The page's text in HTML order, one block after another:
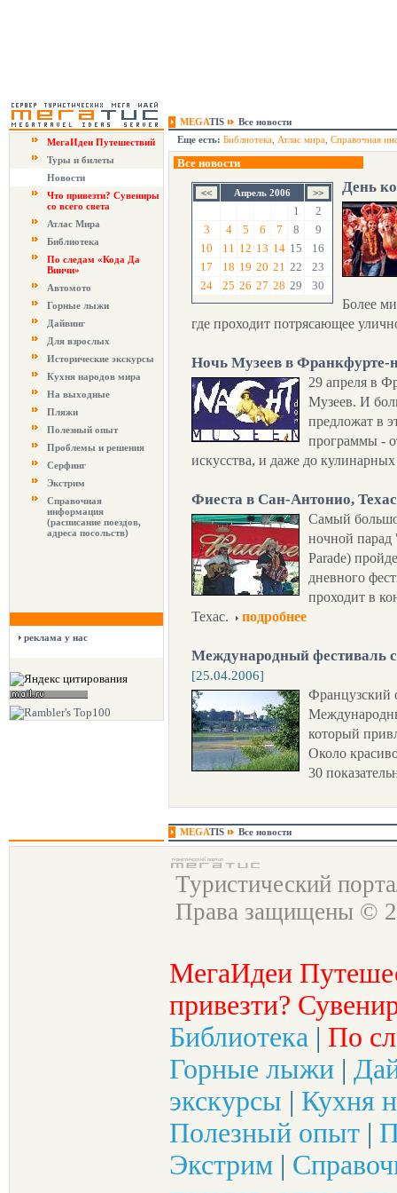
MEGATIS
Все новости
МегаИдеи Путешествий
Туры и билеты
Новости
Что привезти? Сувениры
со всего света
Атлас Мира
Библиотека
По следам «Кода Да
Винчи»
Автомото
Горные лыжи
Дайвинг
Для взрослых
Исторические экскурсы
Кухня народов мира
На выходные
Пляжи
Полезный опыт
Проблемы и решения
Серфинг
Экстрим
Справочная
информация
(расписание поездов,
адреса посольств)
реклама у нас
Еще есть: Библиотека Атлас мира Справочная
Все новости
Апрель 2006
1
2
3
4 5 6 7 8
9
10
11 12 13 14 15
16
17
18 19 20 21 22
23
24
25 26 27 28 29 30
День
Более
где проходит потрясающее
Ночь Музеев в Франкфурте-
29 апреля в
Музеев. И
предложат в
программы -
искусства, и даже до
Фиеста в Сан-Антонио, Техас
Самый
ночной парад
Parade)
дневного
проходит в
Техас.
подробнее
Международный фестиваль
[25.04.2006]
Французский
который
Около
30
MEGATIS Все новости
Туристический
Права защищены ©
МегаИдеи
привезти?
Библиотека | По
Горные лыжи |
экскурсы | Кухня
Полезный опыт |
Экстрим |